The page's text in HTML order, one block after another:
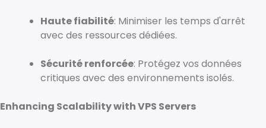
Haute fiabilité: Minimiser les temps d'arrêt
avec des ressources dédiées.
Sécurité renforcée: Protégez vos données
critiques avec des environnements isolés.
Enhancing Scalability with VPS Servers